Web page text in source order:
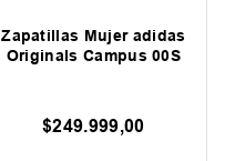
Zapatillas Mujer adidas
Originals Campus 00S
$249.999,00